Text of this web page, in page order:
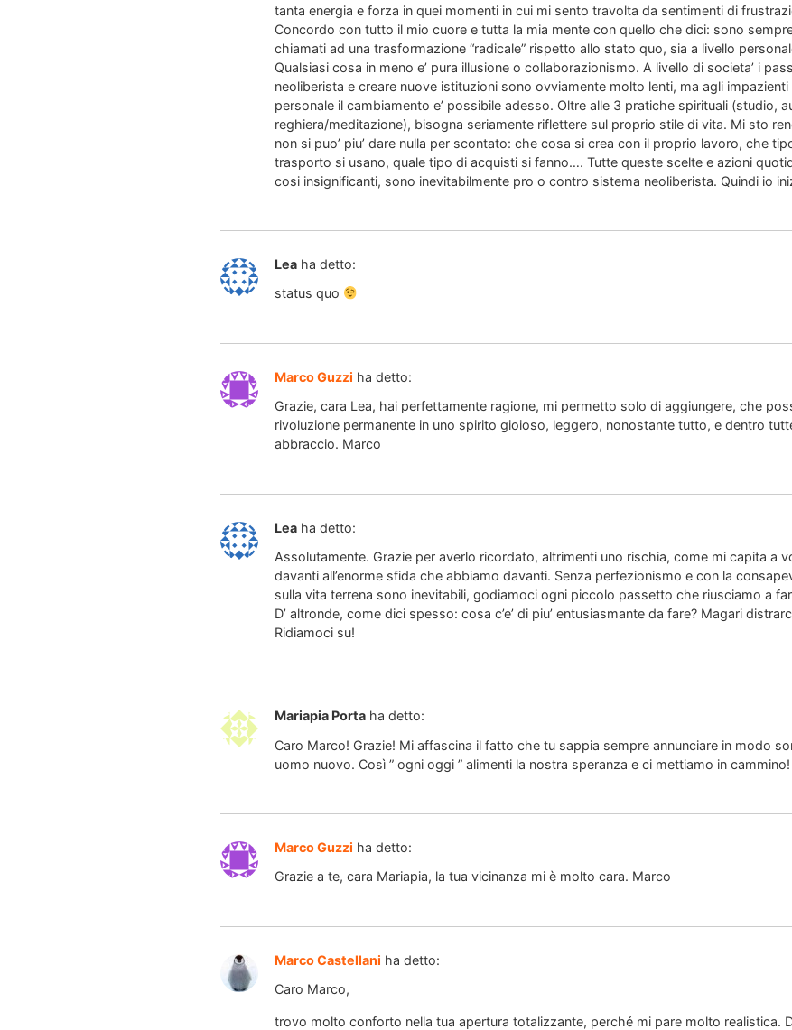
tanta energia e forza in quei momenti in cui mi sento travolta da sentimenti di
Concordo con tutto il mio cuore e tutta la mia mente con quello che dici: sono
chiamati ad una trasformazione “radicale” rispetto allo stato quo, sia a livello
Qualsiasi cosa in meno e’ pura illusione o collaborazionismo. A livello di societa’ i
neoliberista e creare nuove istituzioni sono ovviamente molto lenti, ma agli
personale il cambiamento e’ possibile adesso. Oltre alle 3 pratiche spirituali (studio,
reghiera/meditazione), bisogna seriamente riflettere sul proprio stile di vita. Mi sto
non si puo’ piu’ dare nulla per scontato: che cosa si crea con il proprio lavoro, che
trasporto si usano, quale tipo di acquisti si fanno…. Tutte queste scelte e azioni
cosi insignificanti, sono inevitabilmente pro o contro sistema neoliberista. Quindi io
Lea ha detto:
status quo
Marco Guzzi ha detto:
Grazie, cara Lea, hai perfettamente ragione, mi permetto solo di aggiungere, che
rivoluzione permanente in uno spirito gioioso, leggero, nonostante tutto, e dentro
abbraccio. Marco
Lea ha detto:
Assolutamente. Grazie per averlo ricordato, altrimenti uno rischia, come mi capita a
davanti all’enorme sfida che abbiamo davanti. Senza perfezionismo e con la
sulla vita terrena sono inevitabili, godiamoci ogni piccolo passetto che riusciamo a
D’ altronde, come dici spesso: cosa c’e’ di piu’ entusiasmante da fare? Magari
Ridiamoci su!
Mariapia Porta ha detto:
Caro Marco! Grazie! Mi affascina il fatto che tu sappia sempre annunciare in modo
uomo nuovo. Così ” ogni oggi ” alimenti la nostra speranza e ci mettiamo in
Marco Guzzi ha detto:
Grazie a te, cara Mariapia, la tua vicinanza mi è molto cara. Marco
Marco Castellani ha detto:
Caro Marco,
trovo molto conforto nella tua apertura totalizzante, perché mi pare molto realistica.